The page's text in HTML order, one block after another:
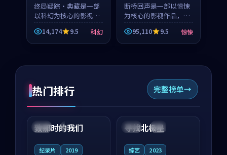
终局疑踪·典藏是一部
以科幻为核心的影视作
品，围绕危机、反转与
人物成长展开，整体节
奏紧凑，值得推荐观
14,174 9.5 科幻
断桥回声是一部以惊悚
为核心的影视作品，围
绕危机、反转与人物成
长展开，整体节奏紧
凑，值得推荐观看。
95,110 9.5 惊悚
热门排行 完整榜单
中国 4K
99:22
致那时的我们
纪录片 2019
中国 4K
99:18
寻找北极星
综艺 2023